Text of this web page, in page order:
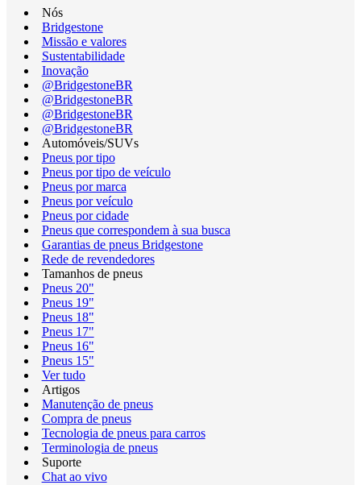
Nós
Bridgestone
Missão e valores
Sustentabilidade
Inovação
@BridgestoneBR
@BridgestoneBR
@BridgestoneBR
@BridgestoneBR
Automóveis/SUVs
Pneus por tipo
Pneus por tipo de veículo
Pneus por marca
Pneus por veículo
Pneus por cidade
Pneus que correspondem à sua busca
Garantias de pneus Bridgestone
Rede de revendedores
Tamanhos de pneus
Pneus 20"
Pneus 19"
Pneus 18"
Pneus 17"
Pneus 16"
Pneus 15"
Ver tudo
Artigos
Manutenção de pneus
Compra de pneus
Tecnologia de pneus para carros
Terminologia de pneus
Suporte
Chat ao vivo